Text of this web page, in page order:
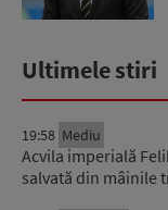
Ultimele stiri
19:58 Mediu
Acvila imperială
salvată din mâinile